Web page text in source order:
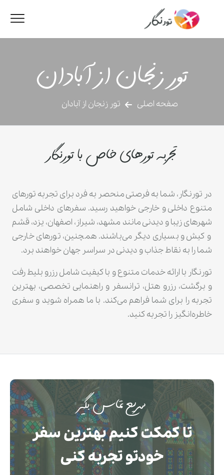
تور زنجان از آبادان
صفحه اصلی تور زنجان از آبادان
تجربه تورهای خاص با تورنگار
در تورنگار، شما به فرصتی منحصر به فرد برای تجربه تورهای
متنوع داخلی و خارجی خواهید رسید. سفرهای داخلی شامل
شهرهای زیبا و دیدنی مانند مشهد، شیراز، اصفهان، یزد، قشم
و کیش و بسیاری دیگر می‌باشند. همچنین، تورهای خارجی
شما را به نقاط جذاب و دیدنی در سراسر جهان خواهند برد.
تورنگار با ارائه خدمات متنوع و با کیفیت شامل رزرو بلیط رفت
و برگشت، رزرو هتل، ترانسفر و راهنمایی تخصصی، بهترین
تجربه را برای شما فراهم می‌کند. با ما همراه شوید و سفری
خاطره‌انگیز را تجربه کنید.
سریع تماس بگیر
تا کمکت کنیم بهترین سفر
خودتو تجربه کنی